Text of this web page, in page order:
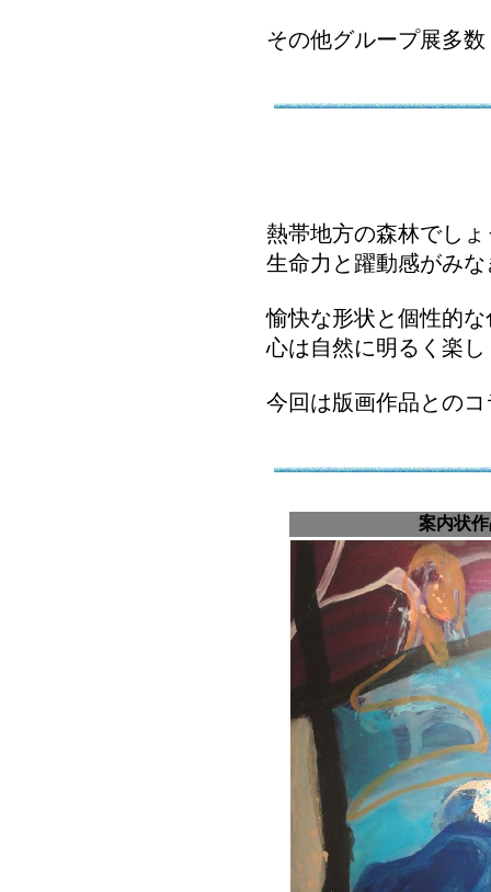
その他グループ展多数
熱帯地方の森林でしょ
生命力と躍動感がみ
愉快な形状と個性的
心は自然に明るく楽
今回は版画作品との
案内状